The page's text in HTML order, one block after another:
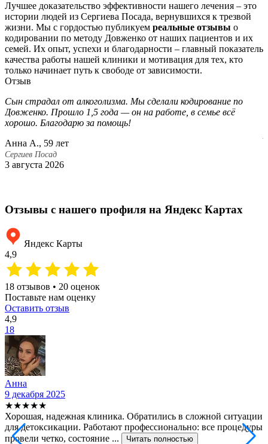
Лучшее доказательство эффективности нашего лечения – это
истории людей из Сергиева Посада, вернувшихся к трезвой
жизни. Мы с гордостью публикуем реальные отзывы о
кодировании по методу Довженко от наших пациентов и их
семей. Их опыт, успехи и благодарности – главный показатель
качества работы нашей клиники и мотивация для тех, кто
только начинает путь к свободе от зависимости.
Отзыв
Сын страдал от алкоголизма. Мы сделали кодирование по
Довженко. Прошло 1,5 года — он на работе, в семье всё
хорошо. Благодарю за помощь!
Анна А., 59 лет
Сергиев Посад
3 августа 2026
Отзывы с нашего профиля на Яндекс Картах
Яндекс Карты
4,9
18 отзывов • 20 оценок
Поставьте нам оценку
Оставить отзыв
4,9
18
Анна
9 декабря 2025
★★★★★
Хорошая, надежная клиника. Обратились в сложной ситуации
для детоксикации. Работают профессионально: все процедуры
провели четко, состояние ...
Читать полностью